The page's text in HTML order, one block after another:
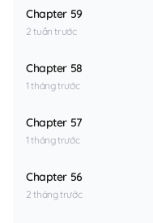
Chapter 59
2 tuần trước
Chapter 58
1 tháng trước
Chapter 57
1 tháng trước
Chapter 56
2 tháng trước